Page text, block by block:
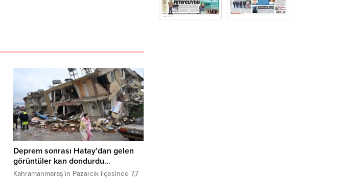
Deprem sonrası Hatay’dan gelen
görüntüler kan dondurdu…
Kahramanmaraş’ın Pazarcık ilçesinde 7,7